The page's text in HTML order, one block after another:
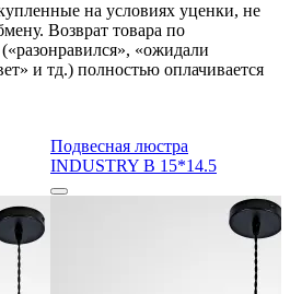
на условиях уценки, не
Возврат товара по
«ожидали
и тд.) полностью оплачивается
Подвесная люстра
INDUSTRY B 15*14.5